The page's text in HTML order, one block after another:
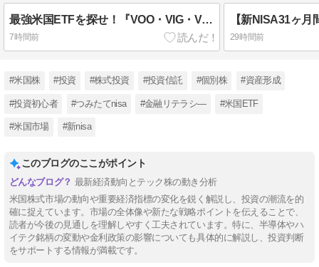
最強米国ETFを探せ！『VOO・VIG・VONG』【67ヶ月間の運用実績公開】
7時間前 29時間前
#米国株 #投資 #株式投資 #投資信託 #個別株 #資産形成
#投資初心者 #つみたてnisa #金融リテラシ― #米国ETF
#米国市場 #新nisa
このブログのここがポイント
最新経済動向とテック株の動き分析
米国株式市場の動向や重要経済指標の変化を鋭く解説し、投資の潮流を的
確に捉えています。市場の全体像や新たな戦略ポイントを伝えることで、
読者が今後の見通しを理解しやすく工夫されています。特に、半導体やハ
イテク銘柄の変動や金利政策の影響についても具体的に解説し、投資判断
をサポートする情報が満載です。